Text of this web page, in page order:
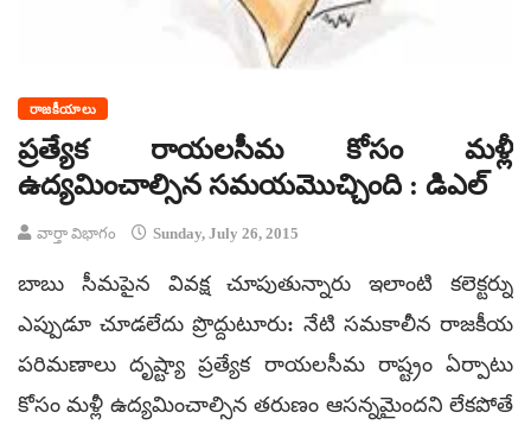
రాజకీయాలు
ప్రత్యేక రాయలసీమ కోసం మళ్లీ
ఉద్యమించాల్సిన సమయమొచ్చింది : డిఎల్
వార్తా విభాగం Sunday, July 26, 2015
బాబు సీమపైన వివక్ష చూపుతున్నారు ఇలాంటి కలెక్టర్ను
ఎప్పుడూ చూడలేదు ప్రొద్దుటూరు: నేటి సమకాలీన రాజకీయ
పరిమణాలు దృష్ట్యా ప్రత్యేక రాయలసీమ రాష్ట్రం ఏర్పాటు
కోసం మళ్లీ ఉద్యమించాల్సిన తరుణం ఆసన్నమైందని లేకపోతే